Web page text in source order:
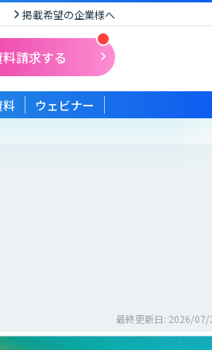
掲載希望の企業様へ
請求する
料 ウェビナー
最終更新日: 2026/07/